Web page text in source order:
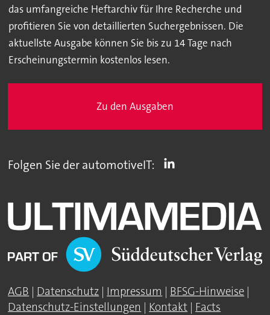
das umfangreiche Heftarchiv für Ihre Recherche und
profitieren Sie von detaillierten Suchergebnissen. Die
aktuellste Ausgabe können Sie bis zu 14 Tage nach
Erscheinungstermin kostenlos lesen.
Zu den Ausgaben
Folgen Sie der automotiveIT:
AGB | Datenschutz | Impressum | BFSG-Hinweise |
Datenschutz-Einstellungen | Kontakt | Facts